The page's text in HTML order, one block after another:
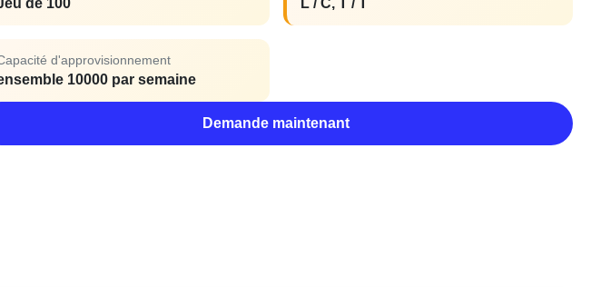
de 100 L / C, T / T
d'approvisionnement
10000 par semaine
Demande maintenant